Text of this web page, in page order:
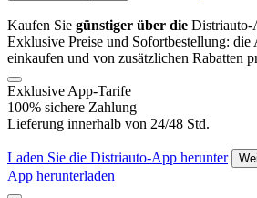
Kaufen Sie günstiger über die Distriauto-
Exklusive Preise und Sofortbestellung: die
einkaufen und von zusätzlichen Rabatten
Exklusive App-Tarife
100% sichere Zahlung
Lieferung innerhalb von 24/48 Std.
Laden Sie die Distriauto-App herunter
App herunterladen